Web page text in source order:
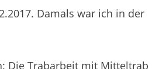
Damals war ich in der
Die Trabarbeit mit Mitteltrab